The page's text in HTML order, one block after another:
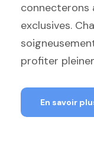
connecterons
exclusives.
profiter
En savoir